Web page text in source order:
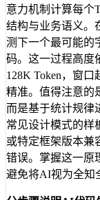
意力机制计算每个
结构与业务语义。
测下一个最可能的
码。这一过程高度
128K Token，窗
精准。值得注意的
而是基于统计规律
常见设计模式的样
或特定框架版本兼
错误。掌握这一原
避免将AI视为全知